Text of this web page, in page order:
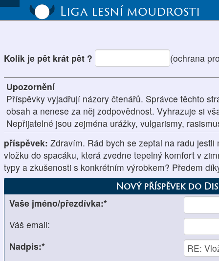
Liga lesní moudrosti
Kolik je pět krát pět ? (ochrana
Upozornění
Příspěvky vyjadřují názory čtenářů. Správce těchto
obsah a nenese za něj zodpovědnost. Vyhrazuje si
Nepřijatelné jsou zejména urážky, vulgarismy,
příspěvek: Zdravím. Rád bych se zeptal na radu
vložku do spacáku, která zvedne tepelný komfort v
typy a zkušenosti s konkrétním výrobkem? Předem
Nový příspěvek do
Vaše jméno/přezdívka:*
Váš email:
Nadpis:*